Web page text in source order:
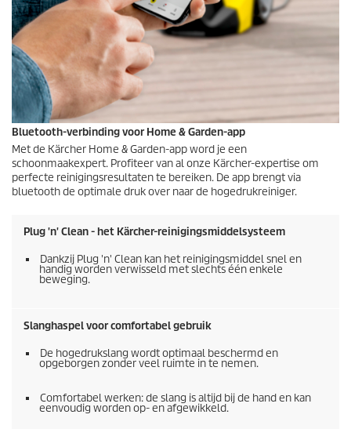
Bluetooth-verbinding voor Home & Garden-app
Met de Kärcher Home & Garden-app word je een
schoonmaakexpert. Profiteer van al onze Kärcher-expertise om
perfecte reinigingsresultaten te bereiken. De app brengt via
bluetooth de optimale druk over naar de hogedrukreiniger.
Plug 'n' Clean - het Kärcher-reinigingsmiddelsysteem
Dankzij Plug 'n' Clean kan het reinigingsmiddel snel en
handig worden verwisseld met slechts één enkele
beweging.
Slanghaspel voor comfortabel gebruik
De hogedrukslang wordt optimaal beschermd en
opgeborgen zonder veel ruimte in te nemen.
Comfortabel werken: de slang is altijd bij de hand en kan
eenvoudig worden op- en afgewikkeld.